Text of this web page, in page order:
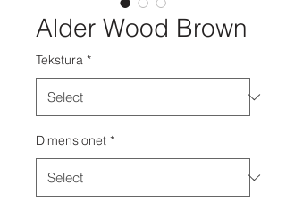
Alder Wood Brown
Tekstura *
Dimensionet *